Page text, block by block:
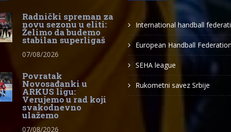
Radnički spreman za
novu sezonu u eliti:
Želimo da budemo
stabilan superligaš
07/08/2026
Povratak
Novosađanki u
ARKUS ligu:
Verujemo u rad koji
svakodnevno
ulažemo
07/08/2026
International handball
European Handball Federation
SEHA league
Rukometni savez Srbije